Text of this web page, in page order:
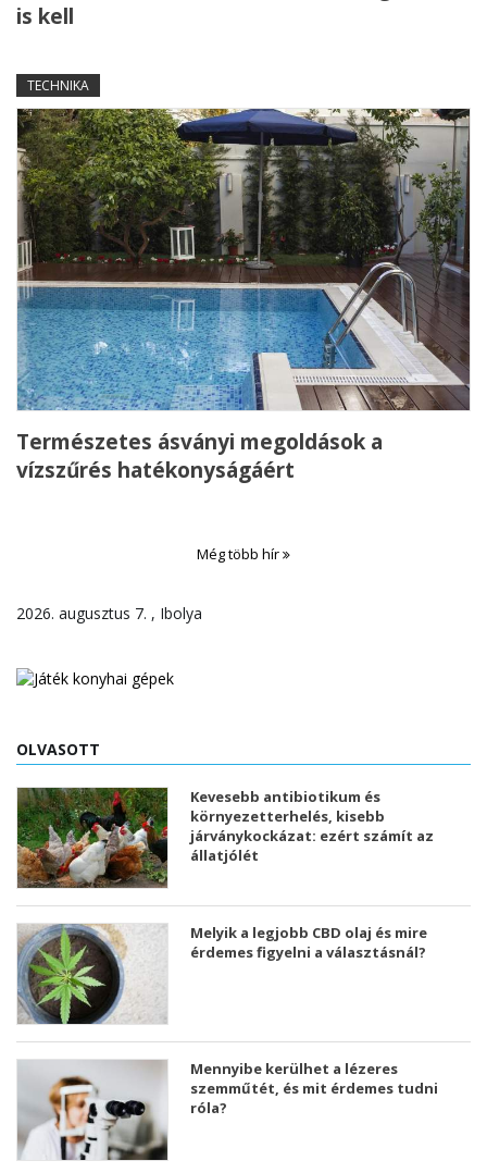
is kell
TECHNIKA
Természetes ásványi megoldások a
vízszűrés hatékonyságáért
Még több hír
2026. augusztus 7. , Ibolya
OLVASOTT
Kevesebb antibiotikum és
környezetterhelés, kisebb
járványkockázat: ezért számít az
állatjólét
Melyik a legjobb CBD olaj és mire
érdemes figyelni a választásnál?
Mennyibe kerülhet a lézeres
szemműtét, és mit érdemes tudni
róla?